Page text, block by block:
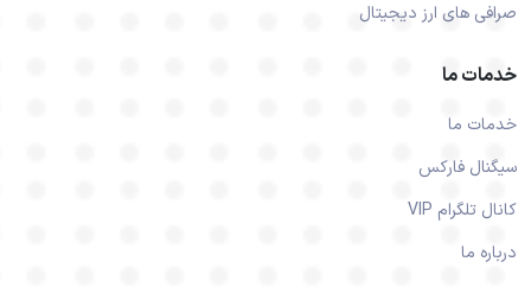
صرافی های ارز دیجیتال
خدمات ما
خدمات ما
سیگنال فارکس
کانال تلگرام VIP
درباره ما